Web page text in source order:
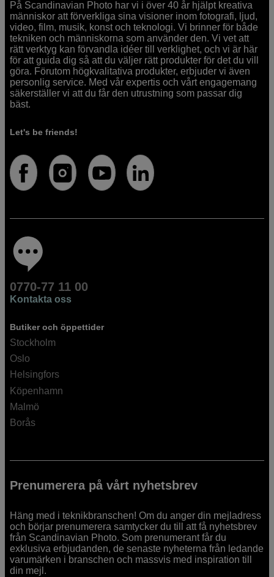
På Scandinavian Photo har vi i över 40 år hjälpt kreativa
människor att förverkliga sina visioner inom fotografi, ljud,
video, film, musik, konst och teknologi. Vi brinner för både
tekniken och människorna som använder den. Vi vet att
rätt verktyg kan förvandla idéer till verklighet, och vi är här
för att guida dig så att du väljer rätt produkter för det du vill
göra. Förutom högkvalitativa produkter, erbjuder vi även
personlig service. Med vår expertis och vårt engagemang
säkerställer vi att du får den utrustning som passar dig
bäst.
Let's be friends!
0770-77 11 00
Kontakta oss
Butiker och öppettider
Stockholm
Oslo
Helsingfors
Köpenhamn
Malmö
Borås
Prenumerera på vårt nyhetsbrev
Häng med i teknikbranschen! Om du anger din mejladress
och börjar prenumerera samtycker du till att få nyhetsbrev
från Scandinavian Photo. Som prenumerant får du
exklusiva erbjudanden, de senaste nyheterna från ledande
varumärken i branschen och massvis med inspiration till
din mejl.